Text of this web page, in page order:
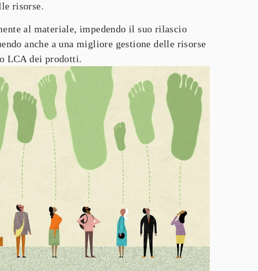
risorse.
al materiale, impedendo il suo rilascio
anche a una migliore gestione delle risorse
LCA dei prodotti.